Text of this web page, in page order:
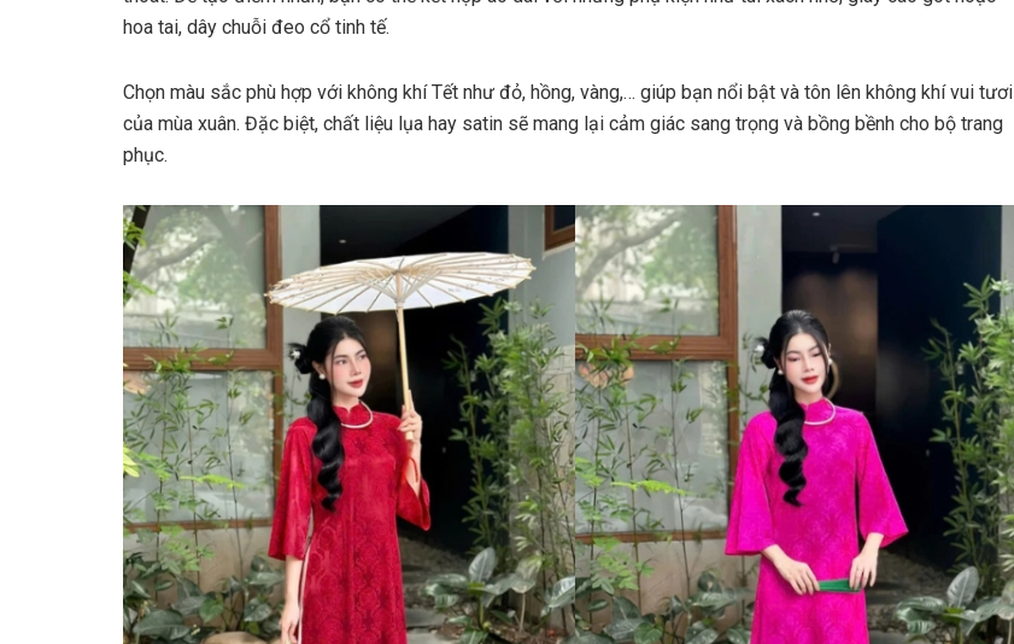
hoa tai, dây chuỗi đeo cổ tinh tế.
Chọn màu sắc phù hợp với không khí Tết như đỏ, hồng, vàng,… giúp bạn nổi bật và tôn lên không khí vui tươi
của mùa xuân. Đặc biệt, chất liệu lụa hay satin sẽ mang lại cảm giác sang trọng và bồng bềnh cho bộ trang
phục.